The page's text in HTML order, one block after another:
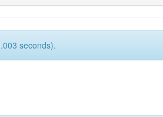
seconds).